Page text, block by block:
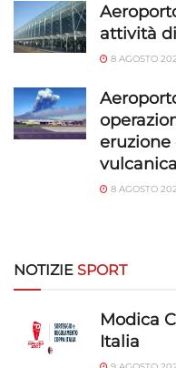
attività
8 AGOSTO
eruzione
vulcanica
8 AGOSTO
NOTIZIE SPORT
Modica
Italia